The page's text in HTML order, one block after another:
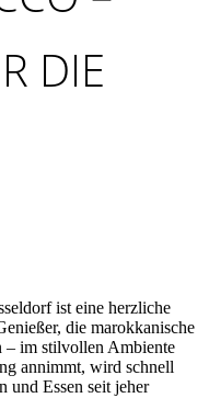
DIE
ist eine herzliche
die marokkanische
– im stilvollen Ambiente
annimmt, wird schnell
und Essen seit jeher